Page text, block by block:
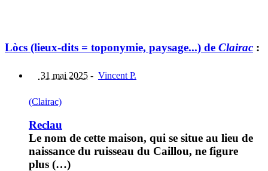
Lòcs (lieux-dits = toponymie, paysage...) de Clairac :
31 mai 2025 - Vincent P.
(Clairac)
Reclau
Le nom de cette maison, qui se situe au lieu de
naissance du ruisseau du Caillou, ne figure
plus (…)